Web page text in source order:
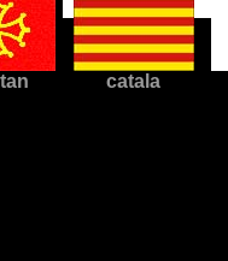
catala